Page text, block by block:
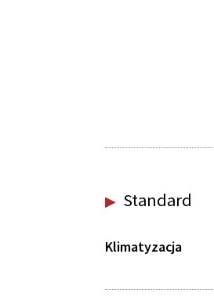
Standard
Klimatyzacja